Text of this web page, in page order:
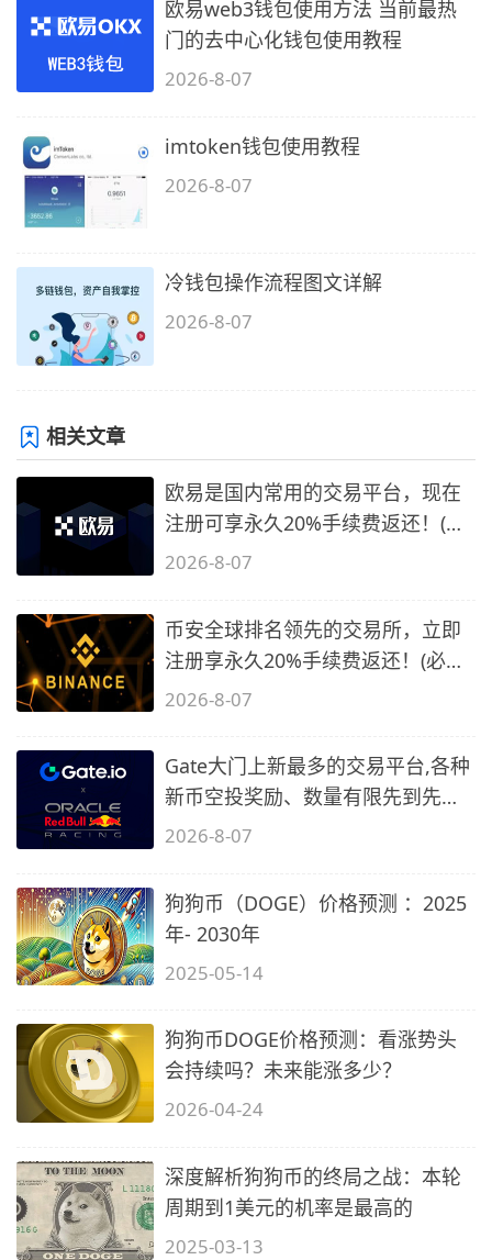
欧易web3钱包使用方法 当前最热
门的去中心化钱包使用教程
2026-8-07
imtoken钱包使用教程
2026-8-07
冷钱包操作流程图文详解
2026-8-07
相关文章
欧易是国内常用的交易平台，现在
注册可享永久20%手续费返还！(必
备1)
2026-8-07
币安全球排名领先的交易所，立即
注册享永久20%手续费返还！(必备
2)
2026-8-07
Gate大门上新最多的交易平台,各种
新币空投奖励、数量有限先到先
得…
2026-8-07
狗狗币（DOGE）价格预测 ：2025
年- 2030年
2025-05-14
狗狗币DOGE价格预测：看涨势头
会持续吗？未来能涨多少？
2026-04-24
深度解析狗狗币的终局之战：本轮
周期到1美元的机率是最高的
2025-03-13